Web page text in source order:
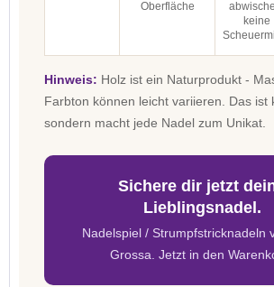
Oberfläche
keine
Hinweis: Holz ist ein Naturprodukt -
Farbton können leicht variieren. Das ist
sondern macht jede Nadel zum Unikat.
Sichere dir jetzt
Lieblingsnadel.
Nadelspiel / Strumpfstricknadeln
Grossa. Jetzt in den